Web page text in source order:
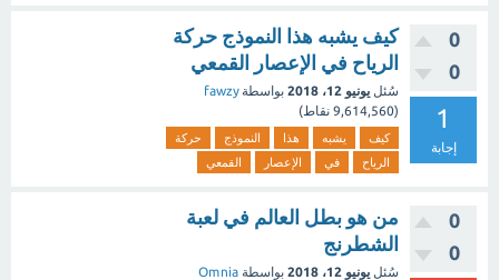
0
0
1
إجابة
كيف يشبه هذا النموذج حركة
الرياح في الإعصار القمعي
سُئل يونيو 12، 2018 بواسطةfawzy
(
9,614,560 نقاط)
كيف يشبه هذا النموذج
حركة
الرياح
في الإعصار القمعي
0
0
من هو بطل العالم في لعبة
الشطرنج
سُئل يونيو 12، 2018 بواسطة Omnia